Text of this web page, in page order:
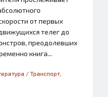
от первых
телег до
преодолевших
книга...
/ Транспорт,